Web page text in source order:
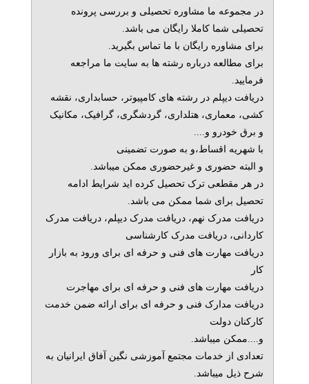
در مجموعه ما مشاوره تحصیلی و بررسی پرونده
تحصیلی شما کاملا رایگان می باشد.
برای مشاوره رایگان با ما تماس بگیرید.
برای مطالعه درباره رشته ها به سایت ما مراجعه
فرمایید.
دریافت دیپلم در رشته های کامپیوتر، حسابداری، نقشه
کشی، معماری، هتلداری، گردشگری، گرافیک، مکانیک
و برق خودرو و....
با شهریه اقساط،و به صورت تضمینی
و البته حضوری و غیرحضوری ممکن میباشد.
در هر مقطعی ترک تحصیل کرده اید شرایط ادامه
تحصیل برای شما ممکن می باشد.
دریافت مدرک نهم، دریافت مدرک دیپلم، دریافت مدرک
کاردانی، دریافت مدرک کارشناسی
دریافت مهارت های فنی و حرفه ای برای ورود به بازار
کار
دریافت مهارت های فنی و حرفه ای برای مهاجرت
دریافت مدارک فنی و حرفه ای برای ارائه ضمن خدمت
کارکنان دولت
و....ممکن میباشد.
تعدادی از خدمات مجتمع آموزشی نگین آفاق ایرانیان به
شرح ذیل میباشد.